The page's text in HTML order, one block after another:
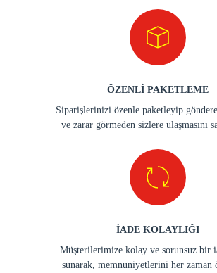
ÖZENLİ PAKETLEME
Siparişlerinizi özenle paketleyip
ve zarar görmeden sizlere ulaşmasını
İADE KOLAYLIĞI
Müşterilerimize kolay ve sorunsuz bir
sunarak, memnuniyetlerini her zaman